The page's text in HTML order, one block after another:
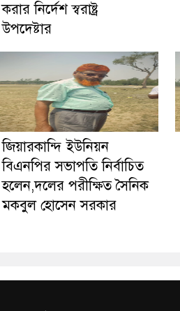
করার নির্দেশ স্বরাষ্ট্র
উপদেষ্টার
জিয়ারকান্দি ইউনিয়ন
বিএনপির সভাপতি নির্বাচিত
হলেন,দলের পরীক্ষিত সৈনিক
মকবুল হোসেন সরকার